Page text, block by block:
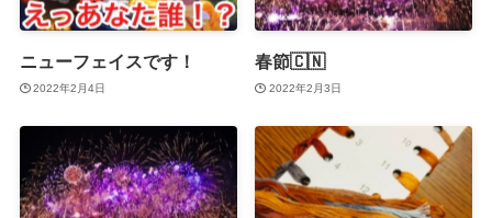
ニューフェイスです！
2022年2月4日
春節🇨🇳
2022年2月3日